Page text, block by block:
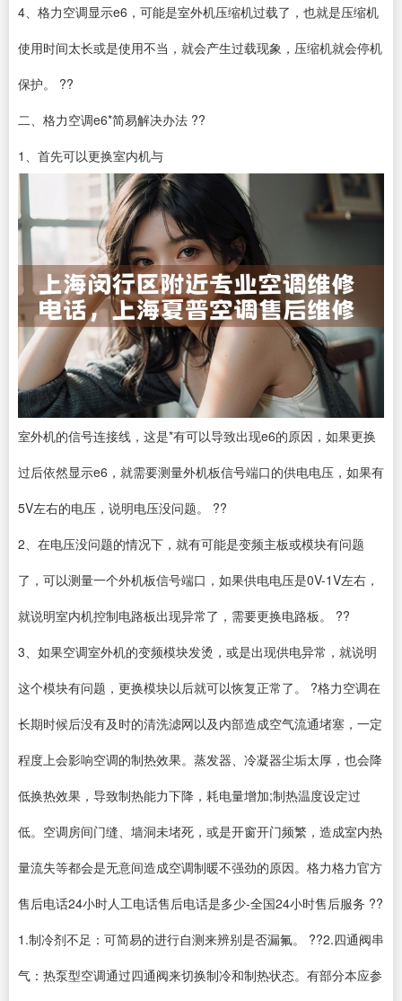
4、格力空调显示e6，可能是室外机压缩机过载了，也就是压缩机
使用时间太长或是使用不当，就会产生过载现象，压缩机就会停机
保护。 ??
二、格力空调e6*简易解决办法 ??
1、首先可以更换室内机与
室外机的信号连接线，这是*有可以导致出现e6的原因，如果更换
过后依然显示e6，就需要测量外机板信号端口的供电电压，如果有
5V左右的电压，说明电压没问题。 ??
2、在电压没问题的情况下，就有可能是变频主板或模块有问题
了，可以测量一个外机板信号端口，如果供电电压是0V-1V左右，
就说明室内机控制电路板出现异常了，需要更换电路板。 ??
3、如果空调室外机的变频模块发烫，或是出现供电异常，就说明
这个模块有问题，更换模块以后就可以恢复正常了。 ?格力空调在
长期时候后没有及时的清洗滤网以及内部造成空气流通堵塞，一定
程度上会影响空调的制热效果。蒸发器、冷凝器尘垢太厚，也会降
低换热效果，导致制热能力下降，耗电量增加;制热温度设定过
低。空调房间门缝、墙洞未堵死，或是开窗开门频繁，造成室内热
量流失等都会是无意间造成空调制暖不强劲的原因。格力格力官方
售后电话24小时人工电话售后电话是多少-全国24小时售后服务 ??
1.制冷剂不足：可简易的进行自测来辨别是否漏氟。 ??2.四通阀串
气：热泵型空调通过四通阀来切换制冷和制热状态。有部分本应参